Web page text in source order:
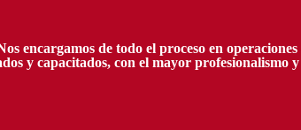
encargamos de todo el proceso en
y capacitados, con el mayor profesionalismo